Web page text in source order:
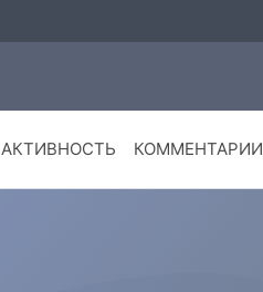
АКТИВНОСТЬ КОММЕНТАРИИ